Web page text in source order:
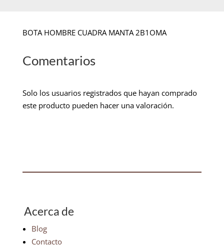
BOTA HOMBRE CUADRA MANTA 2B1OMA
Comentarios
Solo los usuarios registrados que hayan comprado
este producto pueden hacer una valoración.
Acerca de
Blog
Contacto